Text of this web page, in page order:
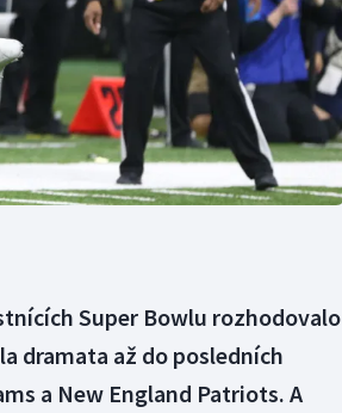
volejbal
Super Bowlu rozhodovalo
dramata až do posledních
a New England Patriots. A